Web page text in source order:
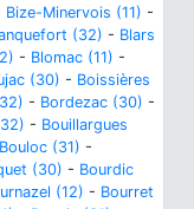
Bize-Minervois (11) -
(32) - Blars
- Blomac (11) -
(30) - Boissières
- Bordezac (30) -
- Bouillargues
Bouloc (31) -
(30) - Bourdic
(12) - Bourret